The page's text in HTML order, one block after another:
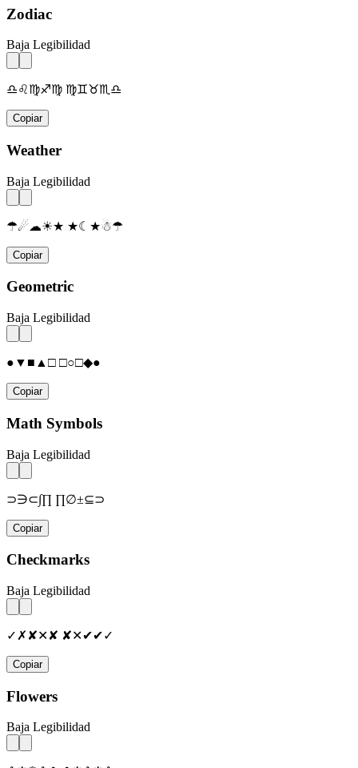
Zodiac
Baja Legibilidad
♎♌♍♐♍ ♍♊♉♏♎
Copiar
Weather
Baja Legibilidad
☂☄☁☀★ ★☾★☃☂
Copiar
Geometric
Baja Legibilidad
●▼■▲□ □○□◆●
Copiar
Math Symbols
Baja Legibilidad
⊃∋⊂∫∏ ∏∅±⊆⊃
Copiar
Checkmarks
Baja Legibilidad
✓✗✘✕✘ ✘✕✔✔✓
Copiar
Flowers
Baja Legibilidad